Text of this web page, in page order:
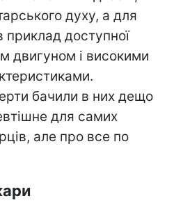
духу, а для
приклад доступної
двигуном і високими
бачили в них дещо
для самих
але про все по